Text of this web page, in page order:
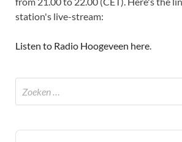
station's live-stream:
Listen to Radio Hoogeveen here
Audio